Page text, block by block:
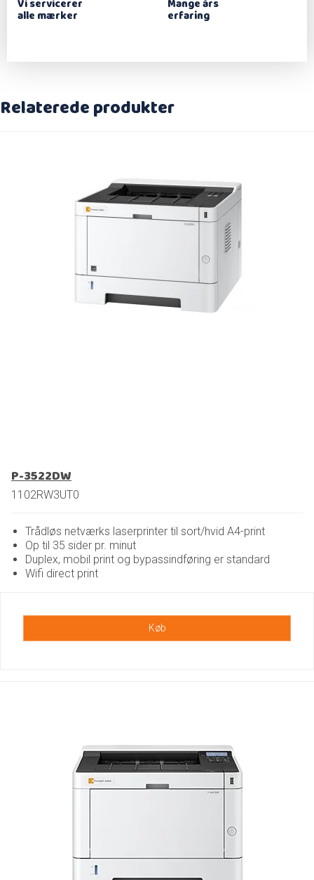
Vi servicerer
alle mærker
Mange års
erfaring
Relaterede produkter
P-3522DW
1102RW3UT0
Trådløs netværks laserprinter til sort/hvid A4-print
Op til 35 sider pr. minut
Duplex, mobil print og bypassindføring er standard
Wifi direct print
Køb